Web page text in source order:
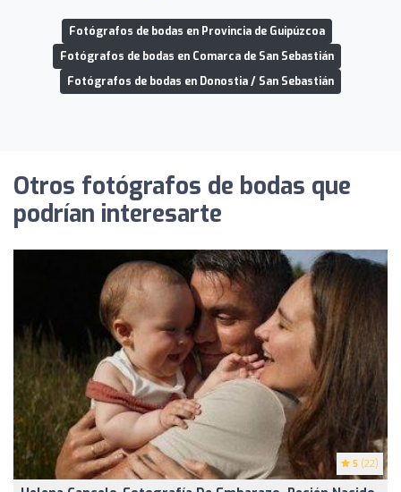
Fotógrafos de bodas en Provincia de Guipúzcoa
Fotógrafos de bodas en Comarca de San Sebastián
Fotógrafos de bodas en Donostia / San Sebastián
Otros fotógrafos de bodas que
podrían interesarte
5 (22)